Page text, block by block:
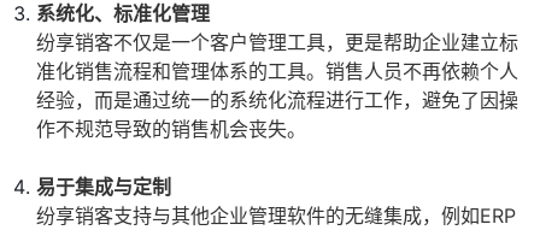
系统化、标准化管理
纷享销客不仅是一个客户管理工具，更是帮助企业建立标
准化销售流程和管理体系的工具。销售人员不再依赖个人
经验，而是通过统一的系统化流程进行工作，避免了因操
作不规范导致的销售机会丧失。
易于集成与定制
纷享销客支持与其他企业管理软件的无缝集成，例如ERP